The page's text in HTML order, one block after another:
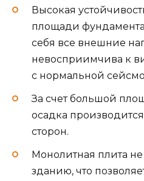
Высокая
площади
себя все внешние
невосприимчива к
с нормальной
За счет большой
осадка
сторон.
Монолитная плита не
зданию, что